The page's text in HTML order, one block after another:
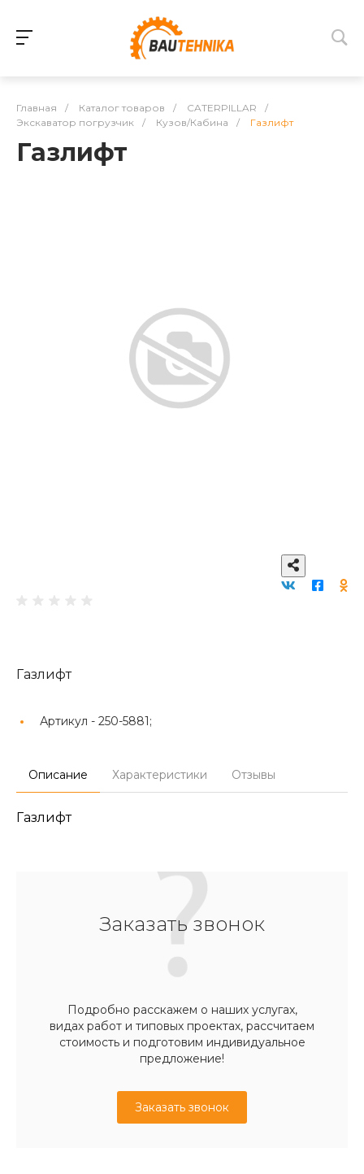
Главная / Каталог товаров / CATERPILLAR
/
Экскаватор погрузчик
/ Кузов/Кабина / Газлифт
Газлифт
Газлифт
Артикул - 250-5881;
Описание Характеристики Отзывы
Газлифт
Заказать звонок
Подробно расскажем о наших услугах,
видах работ и типовых проектах, рассчитаем
стоимость и подготовим индивидуальное
предложение!
Заказать звонок